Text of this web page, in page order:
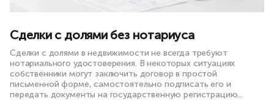
Сделки с долями без нотариуса
Сделки с долями в недвижимости не всегда требуют
нотариального удостоверения. В некоторых ситуациях
собственники могут заключить договор в простой
письменной форме, самостоятельно подписать его и
передать документы на государственную регистрацию...